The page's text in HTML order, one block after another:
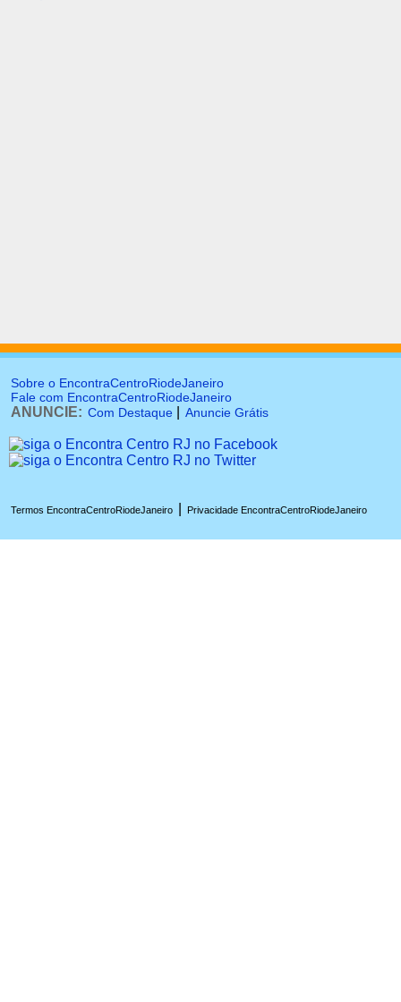
Sobre o EncontraCentroRiodeJaneiro
Fale com EncontraCentroRiodeJaneiro
ANUNCIE: Com Destaque Anuncie Grátis
Termos EncontraCentroRiodeJaneiro Privacidade EncontraCentroRiodeJaneiro